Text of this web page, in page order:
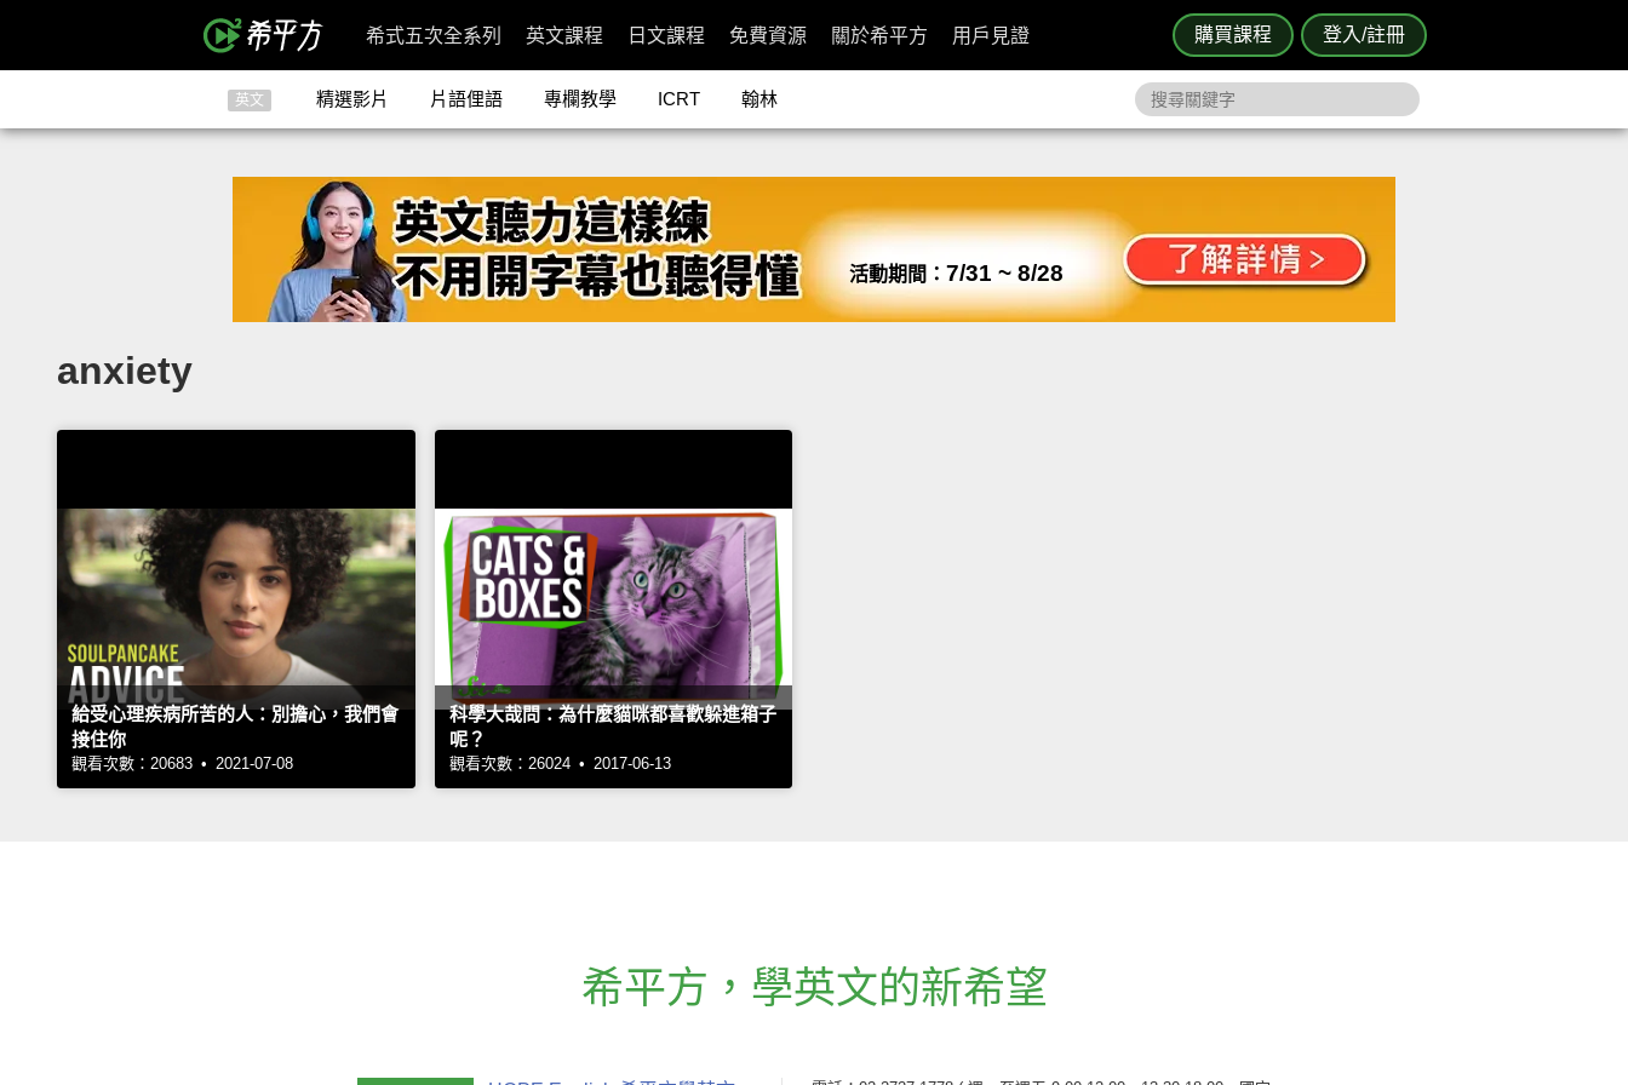
購買課程 登入/註冊
希式五次全系列 英文課程 日文課程 免費資源 關於希平方 用戶見證
英文 精選影片 片語俚語 專欄教學 ICRT 翰林
活動期間： 7/31 ~ 8/28
anxiety
給受心理疾病所苦的人：別擔心，我們會
接住你
觀看次數：20683 • 2021-07-08
科學大哉問：為什麼貓咪都喜歡躲進箱子
呢？
觀看次數：26024 • 2017-06-13
希平方 ， 學英文的新希望